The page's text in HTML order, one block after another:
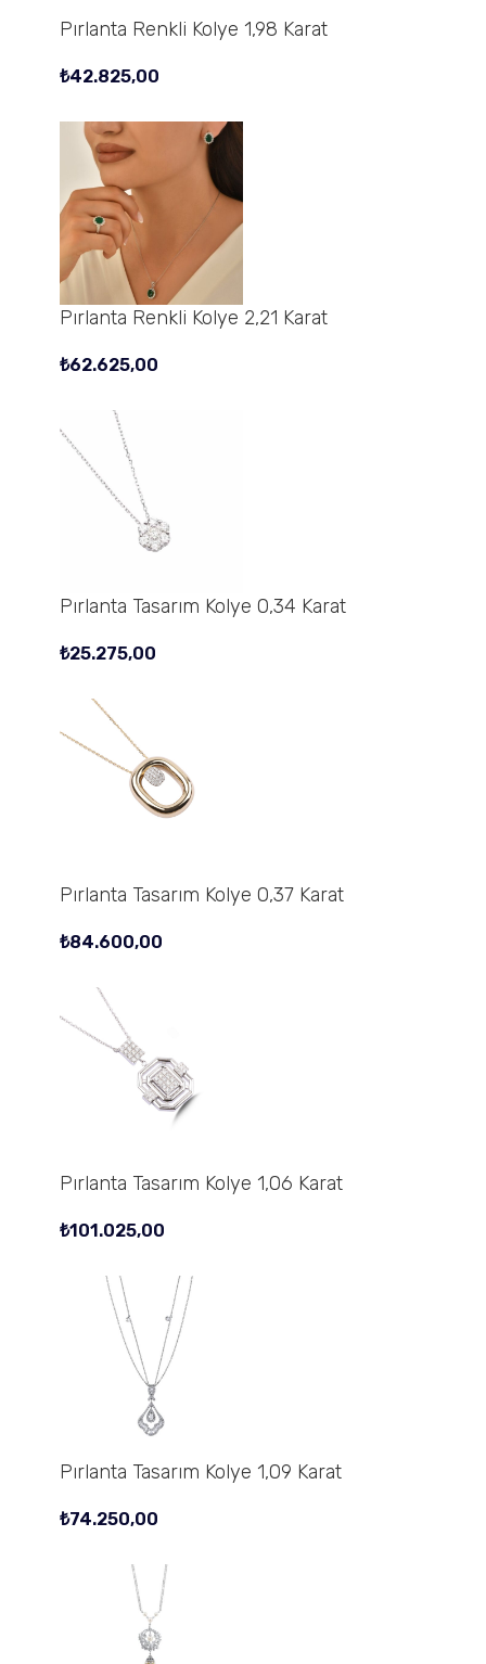
Pırlanta Renkli Kolye 1,98 Karat
₺42.825,00
Pırlanta Renkli Kolye 2,21 Karat
₺62.625,00
Pırlanta Tasarım Kolye 0,34 Karat
₺25.275,00
Pırlanta Tasarım Kolye 0,37 Karat
₺84.600,00
Pırlanta Tasarım Kolye 1,06 Karat
₺101.025,00
Pırlanta Tasarım Kolye 1,09 Karat
₺74.250,00